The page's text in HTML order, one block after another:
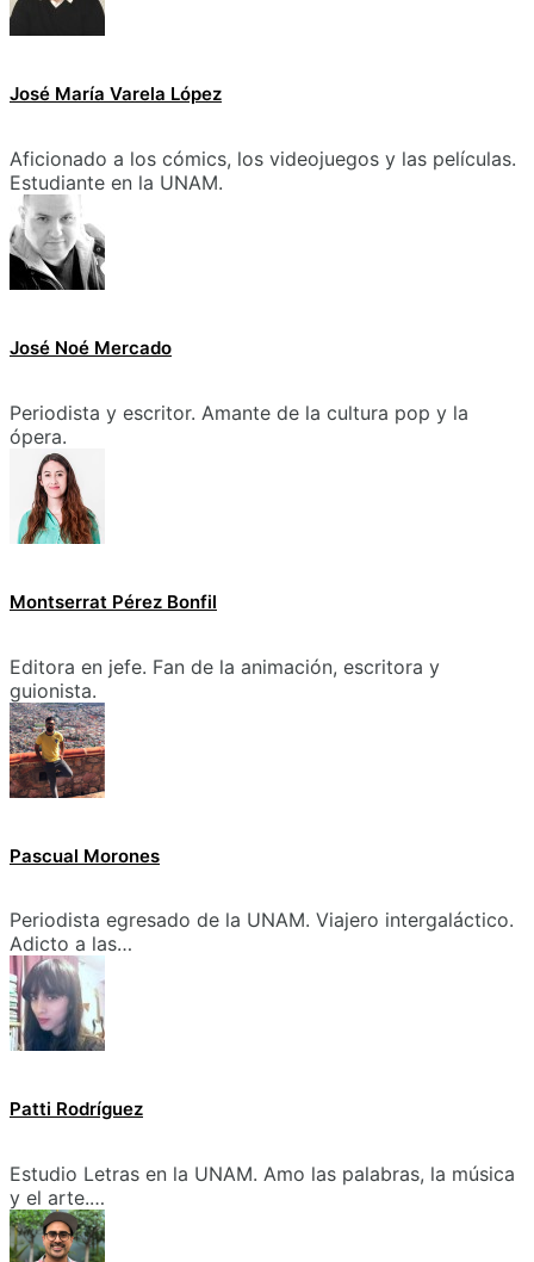
José María Varela López
Aficionado a los cómics, los videojuegos y las películas.
Estudiante en la UNAM.
José Noé Mercado
Periodista y escritor. Amante de la cultura pop y la
ópera.
Montserrat Pérez Bonfil
Editora en jefe. Fan de la animación, escritora y
guionista.
Pascual Morones
Periodista egresado de la UNAM. Viajero intergaláctico.
Adicto a las…
Patti Rodríguez
Estudio Letras en la UNAM. Amo las palabras, la música
y el arte.…